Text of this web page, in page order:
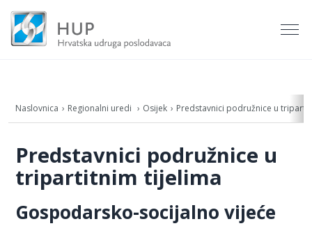
Naslovnica Regionalni uredi Osijek Predstavnici podružnice u
Predstavnici podružnice u
tripartitnim tijelima
Gospodarsko-socijalno vijeće